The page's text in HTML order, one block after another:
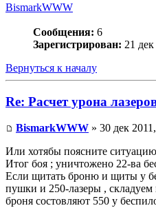
BismarkWWW
Сообщения: 6
Зарегистрирован: 21
Вернуться к началу
Re: Расчет урона
BismarkWWW » 30 дек
Или хотябы поясните
Итог боя ; уничтожено 22-ва
Если щитать броню и щиты у
пушки и 250-лазеры , складуем
броня состовляют 550 у